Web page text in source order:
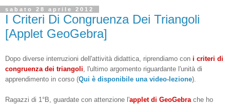
sabato 28 aprile 2012
I Criteri Di Congruenza Dei Triangoli
[Applet GeoGebra]
Dopo diverse interruzioni dell'attività didattica, riprendiamo con i criteri di
congruenza dei triangoli , l'ultimo argomento riguardante l'unità di
apprendimento in corso (Qui è disponibile una video-lezione).
Ragazzi di 1°B, guardate con attenzione l'applet di GeoGebra che ho